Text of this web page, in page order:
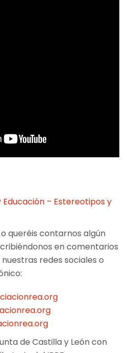
Educación – Estereotipos y
queréis contarnos algún
en comentarios
redes sociales o
de Castilla y León con